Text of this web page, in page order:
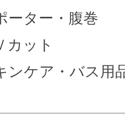
ーター・腹巻
カット
ンケア・バス用